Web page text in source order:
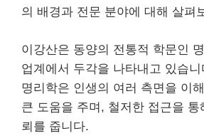
의 배경과 전문 분야에 대해 살펴
이강산은 동양의 전통적 학문인
업계에서 두각을 나타내고 있습
명리학은 인생의 여러 측면을 이
큰 도움을 주며, 철저한 접근을 통
뢰를 줍니다.